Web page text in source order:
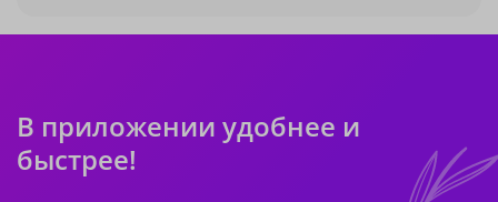
В приложении удобнее и
быстрее!